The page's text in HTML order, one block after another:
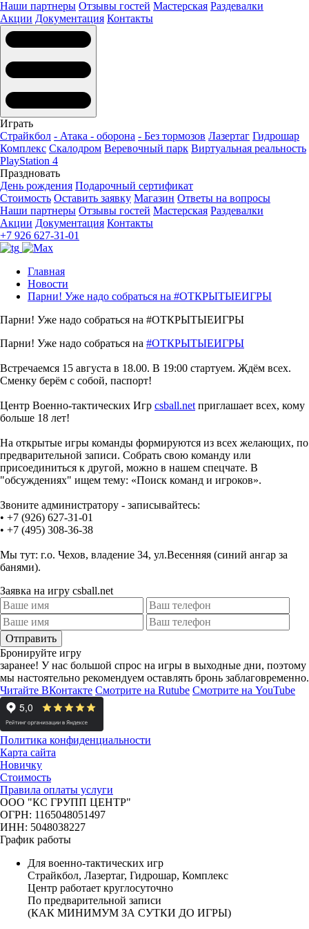
Наши партнеры Отзывы гостей Мастерская Раздевалки
Акции Документация Контакты
Играть
Страйкбол - Атака - оборона - Без тормозов Лазертаг Гидрошар
Комплекс Скалодром Веревочный парк Виртуальная реальность
PlayStation 4
Праздновать
День рождения Подарочный сертификат
Стоимость Оставить заявку Магазин Ответы на вопросы
Наши партнеры Отзывы гостей Мастерская Раздевалки
Акции Документация Контакты
+7 926 627-31-01
Главная
Новости
Парни! Уже надо собраться на #ОТКРЫТЫЕИГРЫ
Парни! Уже надо собраться на #ОТКРЫТЫЕИГРЫ
Парни! Уже надо собраться на #ОТКРЫТЫЕИГРЫ
Встречаемся 15 августа в 18.00. В 19:00 стартуем. Ждём всех.
Сменку берём с собой, паспорт!
Центр Военно-тактических Игр csball.net приглашает всех, кому
больше 18 лет!
На открытые игры команды формируются из всех желающих, по
предварительной записи. Собрать свою команду или
присоединиться к другой, можно в нашем спецчате. В
"обсуждениях" ищем тему: «Поиск команд и игроков».
Звоните администратору - записывайтесь:
• +7 (926) 627-31-01
• +7 (495) 308-36-38
Мы тут: г.о. Чехов, владение 34, ул.Весенняя (синий ангар за
банями).
Заявка на игру csball.net
Отправить
Бронируйте игру
заранее! У нас большой спрос на игры в выходные дни, поэтому
мы настоятельно рекомендуем оставлять бронь заблаговременно.
Читайте ВКонтакте Смотрите на Rutube Смотрите на YouTube
Политика конфиденциальности
Карта сайта
Новичку
Стоимость
Правила оплаты услуги
ООО "КС ГРУПП ЦЕНТР"
ОГРН: 1165048051497
ИНН: 5048038227
График работы
Для военно-тактических игр
Страйкбол, Лазертаг, Гидрошар, Комплекс
Центр работает круглосуточно
По предварительной записи
(КАК МИНИМУМ ЗА СУТКИ ДО ИГРЫ)